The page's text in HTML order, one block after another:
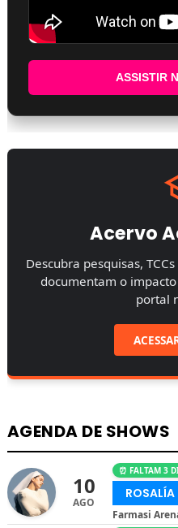
ASSISTIR
Acervo
Descubra pesquisas,
documentam o
portal
AGENDA DE SHOWS
10
AGO
⏰ FALTAM 3
ROSALÍA
Farmasi